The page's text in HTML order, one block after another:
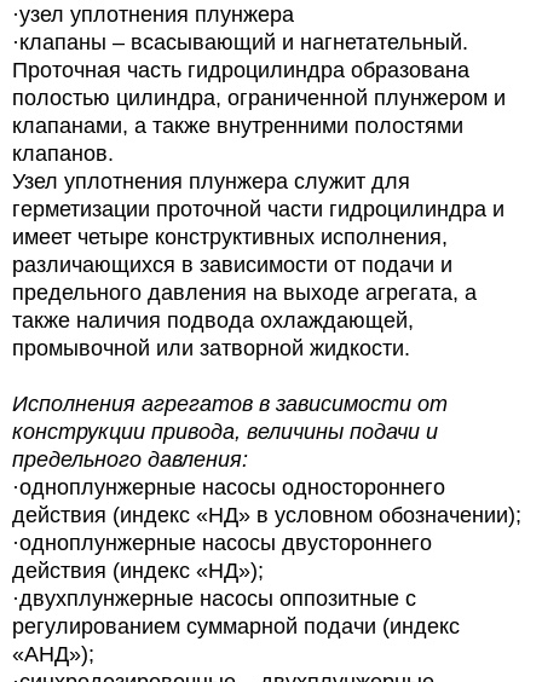
·узел уплотнения плунжера
·клапаны – всасывающий и нагнетательный.
Проточная часть гидроцилиндра образована
полостью цилиндра, ограниченной плунжером и
клапанами, а также внутренними полостями
клапанов.
Узел уплотнения плунжера служит для
герметизации проточной части гидроцилиндра и
имеет четыре конструктивных исполнения,
различающихся в зависимости от подачи и
предельного давления на выходе агрегата, а
также наличия подвода охлаждающей,
промывочной или затворной жидкости.
Исполнения агрегатов в зависимости от
конструкции привода, величины подачи и
предельного давления:
·одноплунжерные насосы одностороннего
действия (индекс «НД» в условном обозначении);
·одноплунжерные насосы двустороннего
действия (индекс «НД»);
·двухплунжерные насосы оппозитные с
регулированием суммарной подачи (индекс
«АНД»);